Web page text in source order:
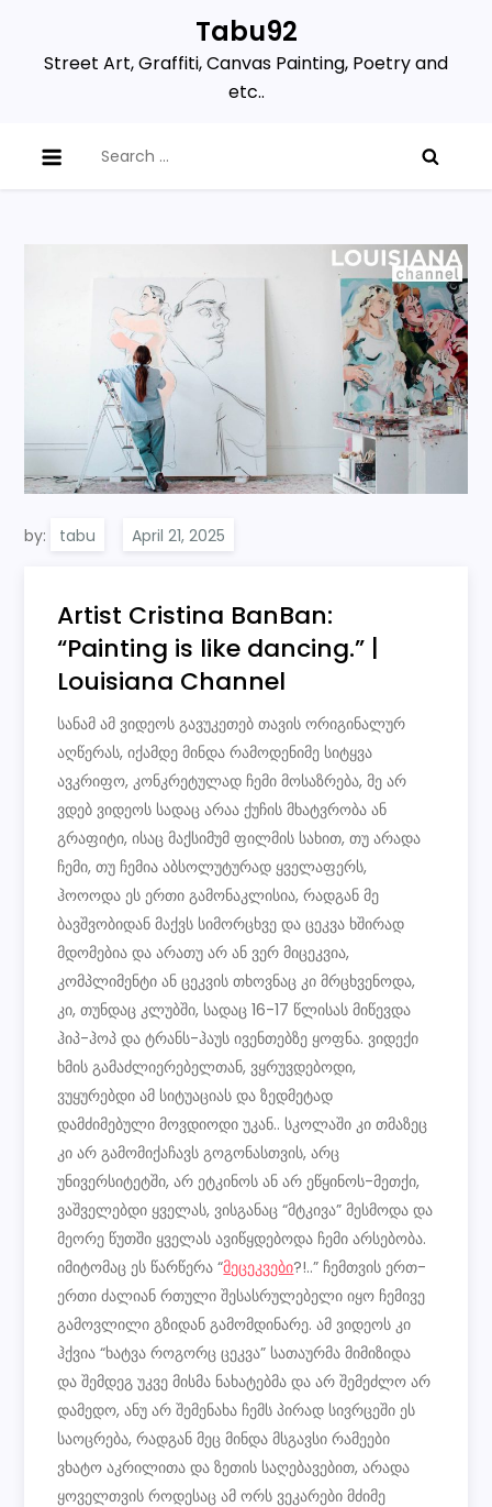
content
Tabu92
Street Art, Graffiti, Canvas Painting, Poetry and
etc..
for:
by: tabu
Artist Cristina BanBan:
“Painting is like dancing.” |
Louisiana Channel
სანამ ამ ვიდეოს გავუკეთებ თავის ორიგინალურ
აღწერას, იქამდე მინდა რამოდენიმე სიტყვა
ავკრიფო, კონკრეტულად ჩემი მოსაზრება, მე არ
ვდებ ვიდეოს სადაც არაა ქუჩის მხატვრობა ან
გრაფიტი, ისაც მაქსიმუმ ფილმის სახით, თუ არადა
ჩემი, თუ ჩემია აბსოლუტურად ყველაფერს,
ჰოოოდა ეს ერთი გამონაკლისია, რადგან მე
ბავშვობიდან მაქვს სიმორცხვე და ცეკვა ხშირად
მდომებია და არათუ არ ან ვერ მიცეკვია,
კომპლიმენტი ან ცეკვის თხოვნაც კი მრცხვენოდა,
კი, თუნდაც კლუბში, სადაც 16-17 წლისას მიწევდა
ჰიპ-ჰოპ და ტრანს-ჰაუს ივენთებზე ყოფნა. ვიდექი
ხმის გამაძლიერებელთან, ვყრუვდებოდი,
ვუყურებდი ამ სიტუაციას და ზედმეტად
დამძიმებული მოვდიოდი უკან.. სკოლაში კი თმაზეც
კი არ გამომიქაჩავს გოგონასთვის, არც
უნივერსიტეტში, არ ეტკინოს ან არ ეწყინოს-მეთქი,
ვაშველებდი ყველას, ვისგანაც “მტკივა” მესმოდა და
მეორე წუთში ყველას ავიწყდებოდა ჩემი არსებობა.
იმიტომაც ეს წარწერა “მეცეკვები?!..” ჩემთვის ერთ-
ერთი ძალიან რთული შესასრულებელი იყო ჩემივე
გამოვლილი გზიდან გამომდინარე. ამ ვიდეოს კი
ჰქვია “ხატვა როგორც ცეკვა” სათაურმა მიმიზიდა
და შემდეგ უკვე მისმა ნახატებმა და არ შემეძლო არ
დამედო, ანუ არ შემენახა ჩემს პირად სივრცეში ეს
საოცრება, რადგან მეც მინდა მსგავსი რამეები
ვხატო აკრილითა და ზეთის საღებავებით, არადა
ყოველთვის როდესაც ამ ორს ვეკარები მძიმე